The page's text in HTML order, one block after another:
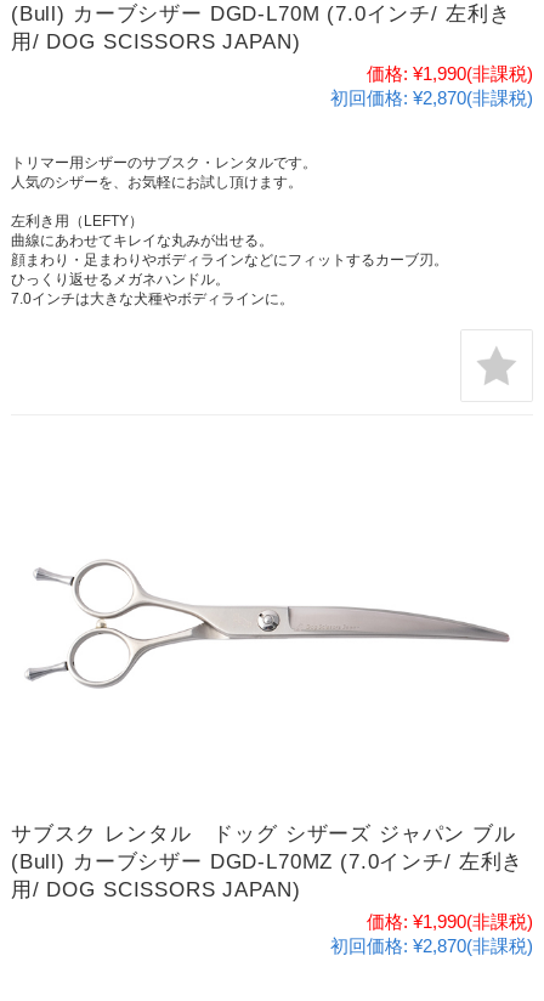
(Bull) カーブシザー DGD-L70M (7.0インチ/ 左利き
用/ DOG SCISSORS JAPAN)
価格: ¥1,990(非課税)
初回価格: ¥2,870(非課税)
トリマー用シザーのサブスク・レンタルです。
人気のシザーを、お気軽にお試し頂けます。
左利き用（LEFTY）
曲線にあわせてキレイな丸みが出せる。
顔まわり・足まわりやボディラインなどにフィットするカーブ刃。
ひっくり返せるメガネハンドル。
7.0インチは大きな犬種やボディラインに。
サブスク レンタル ドッグ シザーズ ジャパン ブル
(Bull) カーブシザー DGD-L70MZ (7.0インチ/ 左利き
用/ DOG SCISSORS JAPAN)
価格: ¥1,990(非課税)
初回価格: ¥2,870(非課税)